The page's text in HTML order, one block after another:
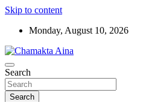
Skip to content
Monday, August 10, 2026
Chamakta Aina
Hindi News Paper – Jharkhand
Search
Search